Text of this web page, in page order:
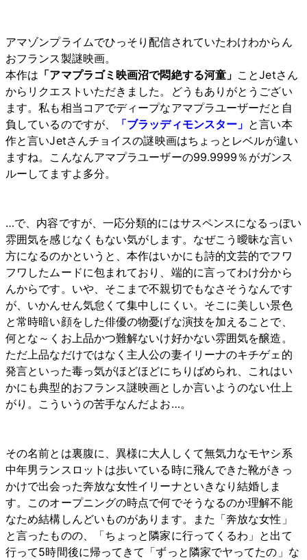
アマゾンプライムでひっそり配信されていたわけわからん
おフランス製謎映画。
本作は 「アマプラゴミ映画沼で悶絶する河童」 ことJetさん
からリクエストいただきました。どうもありがとうござい
ます。私も相当コアでディープなアマプラユーザーだと自
負しているのですが、
「ブラッディモンスター」 と言い本
作と言いJetさんチョイスの謎映画はちょっとレベルが違い
ますね。こんなんアマプラユーザーの99.9999％がガンス
ルーしてますよ多分。
…で、内容ですが、一応分類的にはサスペンスになるっぽい
雰囲気を感じなくもない気がします。なぜこう曖昧な言い
方になるのかというと、本作はいかにも詩的文芸的でフワ
フワしたムードに包まれており、端的に言ってわけ分から
んからです。いや、そこまで不親切でもなさそうなんです
が、いかんせん気怠くて集中しにくい。そこに美しい景色
と常時暗い顔をした俳優の物憂げな演技を加えることで、
何とな～くお上品かつ難解ないけ好かない雰囲気を醸造。
ただ上品なだけではなく主人公の妻イリーナのキチゲェ的
発言といった毒っ気がほどほどにちりばめられ、これはい
かにも典型的おフランス謎映画としか言いようのない仕上
がり。こういうの苦手なんだよお…。
その名前とは裏腹に、異様に大人しくて無気力なモヤシ系
中年男ランスロットは歩いている時に飛んできた靴がきっ
かけで出会った奔放な女性イリーナといきなり結婚しま
す。このオープニングの時点で何でそうなるのか理解不能
なため結構しんどいものがあります。また「奔放な女性」
と言ったものの、「ちょっと隣家に行ってくるわ」と出て
行って5時間後に帰ってきて「ずっと隣家でヤってたの」な